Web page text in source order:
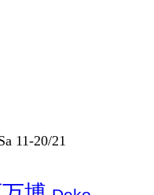
11-20/21